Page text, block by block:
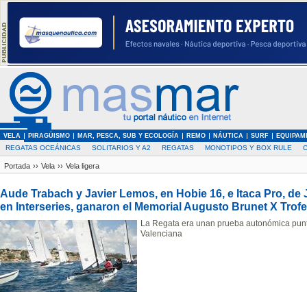
VELA PIRAGÜISMO MAR, PESCA, SUB Y ECOLOGÍA REMO NÁUTICA SURF
REGATAS OCEÁNICAS SOLITARIOS Y A2 REGATAS MONOTIPOS Y BOX RULE
Portada ›› Vela ›› Vela ligera
Aude Trabach y Javier Lemos, en Hobie 16, e Itaca Pro,
en Interseries, ganaron el Memorial Augusto Brunet X
La Regata era unan prueba autonómica
Valenciana